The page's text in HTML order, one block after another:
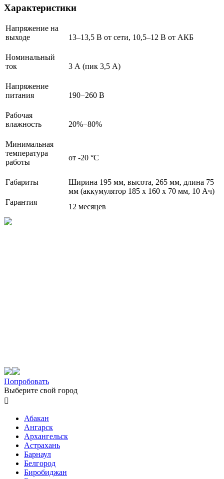
Характеристики
Напряжение на
выходе
13–13,5 В от сети, 10,5–12 В от АКБ
Номинальный
ток
3 А (пик 3,5 А)
Напряжение
питания
190−260 В
Рабочая
влажность
20%−80%
Минимальная
температура
работы
от -20 °С
Габариты
Ширина 195 мм, высота, 265 мм, длина 75
мм (аккумулятор 185 х 160 х 70 мм, 10 Ач)
Гарантия
12 месяцев
Попробовать
Выберите свой город

Абакан
Ангарск
Архангельск
Астрахань
Барнаул
Белгород
Биробиджан